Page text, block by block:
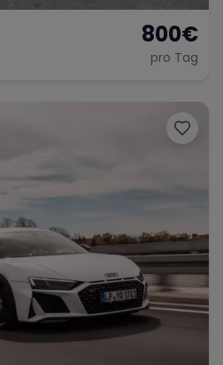
800€
pro Tag